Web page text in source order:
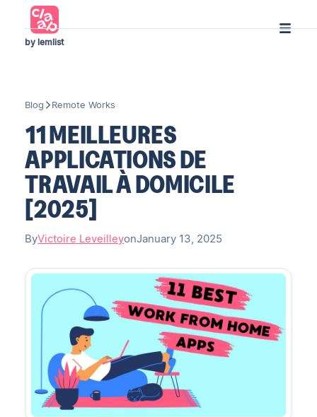
by lemlist
Blog Remote Works
11 MEILLEURES
APPLICATIONS DE
TRAVAIL À DOMICILE
[2025]
ByVictoire LeveilleyonJanuary 13, 2025